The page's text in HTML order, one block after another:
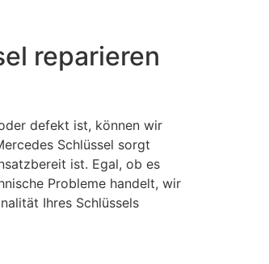
reparieren
defekt ist, können wir
Schlüssel sorgt
ist. Egal, ob es
Probleme handelt, wir
Ihres Schlüssels